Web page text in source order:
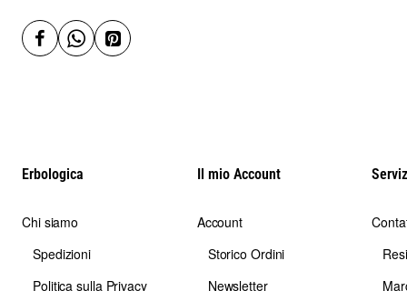
Erbologica
Chi siamo
Spedizioni
Politica sulla Privacy
Il mio Account
Account
Storico Ordini
Newsletter